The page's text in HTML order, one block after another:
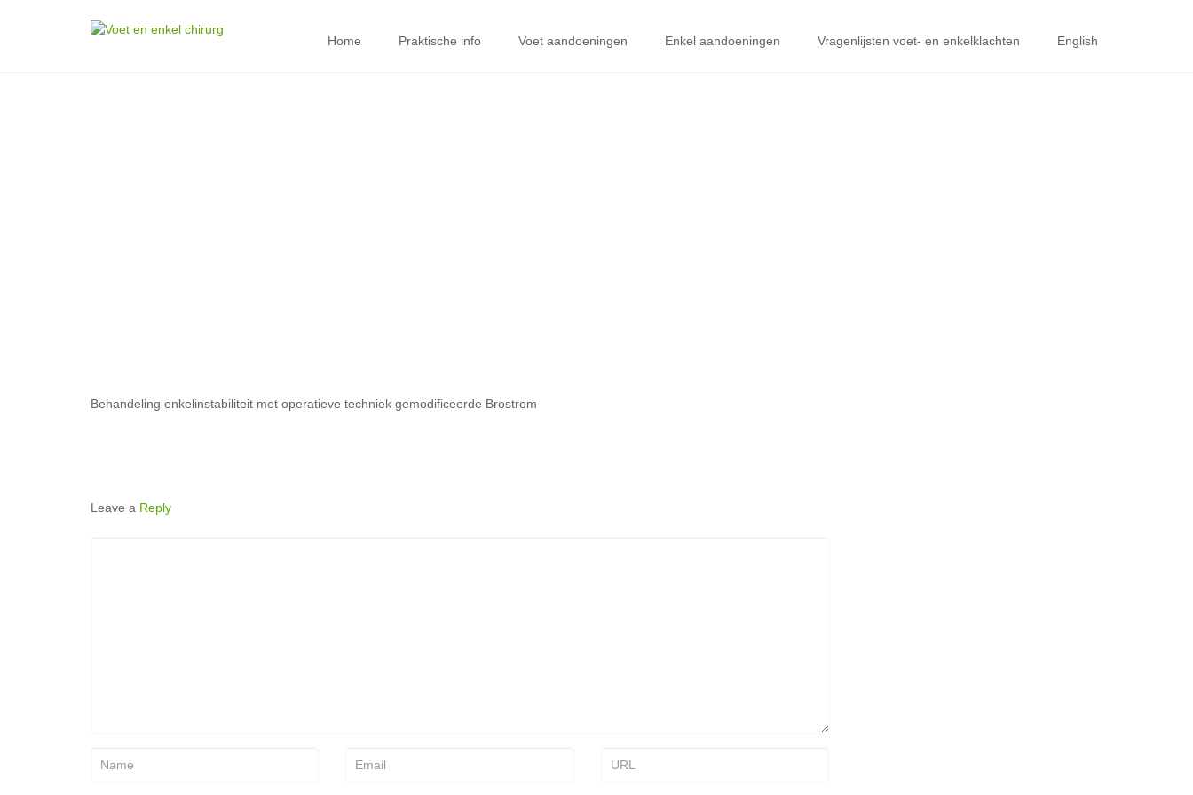
Home Praktische info Voet aandoeningen Enkel aandoeningen Vragenlijsten voet- en enkelklachten English
Behandeling enkelinstabiliteit met operatieve techniek gemodificeerde Brostrom
Leave a Reply